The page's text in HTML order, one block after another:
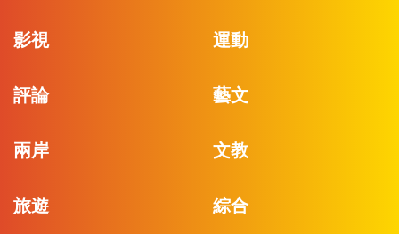
影視 運動
評論 藝文
兩岸 文教
旅遊 綜合